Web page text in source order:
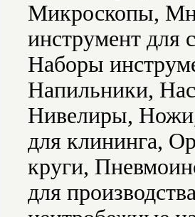
Микроскопы,
инструмент
Наборы
Напильники,
Нивелиры,
для клининга,
круги,
для